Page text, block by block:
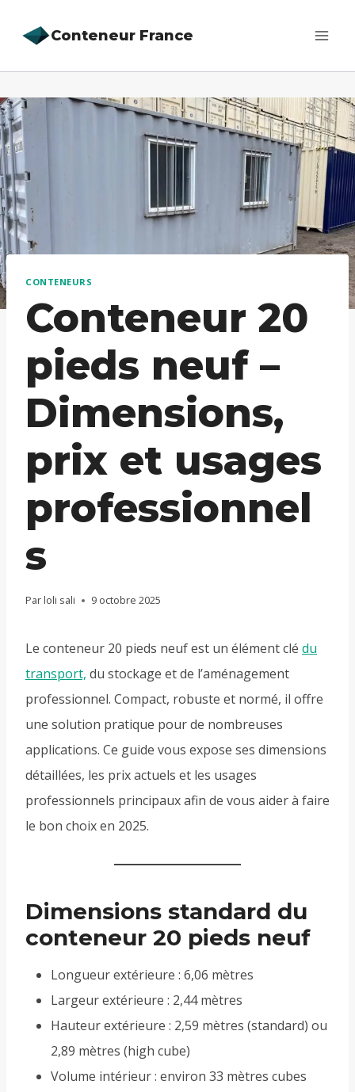
Conteneur France
CONTENEURS
Conteneur 20
pieds neuf –
Dimensions,
prix et usages
professionnel
s
Parloli sali 9 octobre 2025
Le conteneur 20 pieds neuf est un élément clé du
transport, du stockage et de l’aménagement
professionnel. Compact, robuste et normé, il offre
une solution pratique pour de nombreuses
applications. Ce guide vous expose ses dimensions
détaillées, les prix actuels et les usages
professionnels principaux afin de vous aider à faire
le bon choix en 2025.
Dimensions standard du
conteneur 20 pieds neuf
Longueur extérieure : 6,06 mètres
Largeur extérieure : 2,44 mètres
Hauteur extérieure : 2,59 mètres (standard) ou
2,89 mètres (high cube)
Volume intérieur : environ 33 mètres cubes